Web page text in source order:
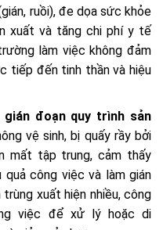
ruồi), đe dọa sức khỏe
xuất và tăng chi phí y tế
làm việc không đảm
tiếp đến tinh thần và hiệu
đoạn quy trình sản
vệ sinh, bị quấy rầy bởi
mất tập trung, cảm thấy
quả công việc và làm gián
xuất hiện nhiều, công
việc để xử lý hoặc di